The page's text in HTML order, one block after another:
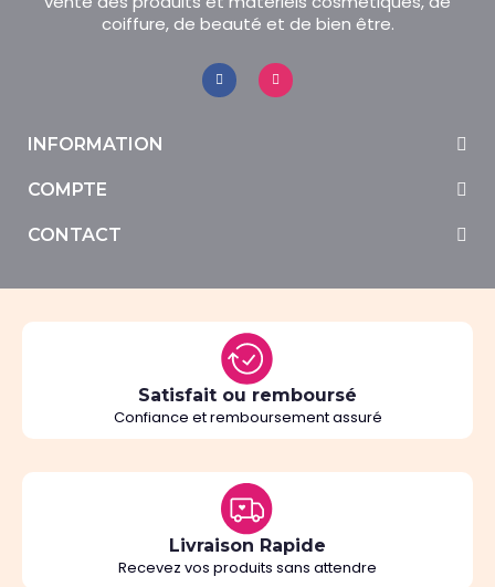
coiffure, de beauté et de bien être.
INFORMATION
COMPTE
CONTACT
Satisfait ou remboursé
Confiance et remboursement assuré
Livraison Rapide
Recevez vos produits sans attendre